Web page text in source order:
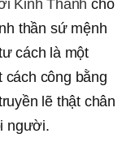
Kinh Thánh cho
thần sứ mệnh
cách là một
cách công bằng
lẽ thật chân
người.